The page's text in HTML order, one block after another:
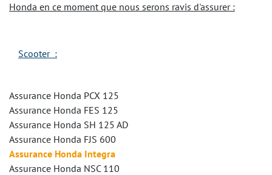
Honda en ce moment que nous serons ravis d'assurer :
Scooter :
Assurance Honda PCX 125
Assurance Honda FES 125
Assurance Honda SH 125 AD
Assurance Honda FJS 600
Assurance Honda Integra
Assurance Honda NSC 110